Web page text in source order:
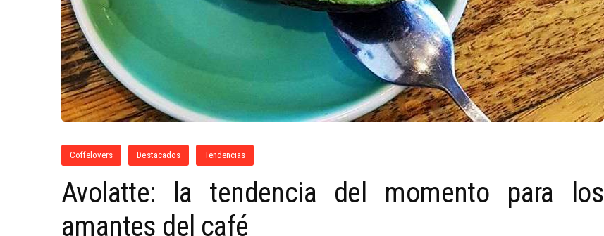
Coffelovers Destacados Tendencias
Avolatte: la tendencia del momento para los
amantes del café